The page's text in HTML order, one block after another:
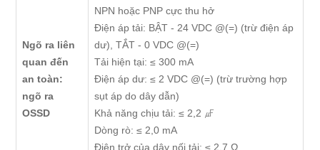
Ngõ ra liên
quan đến
an toàn:
ngõ ra
OSSD
NPN hoặc PNP cực thu hở
Điện áp tải: BẬT - 24 VDC @(=) (trừ điện áp
dư), TẮT - 0 VDC @(=)
Tải hiện tại: ≤ 300 mA
Điện áp dư: ≤ 2 VDC @(=) (trừ trường hợp
sụt áp do dây dẫn)
Khả năng chịu tải: ≤ 2,2 ㎌
Dòng rò: ≤ 2,0 mA
Điện trở của dây nối tải: ≤ 2,7 Ω